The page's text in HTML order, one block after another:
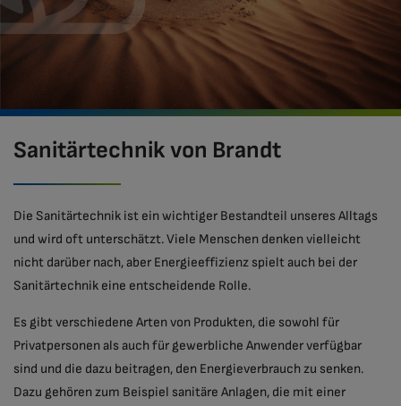
Sanitärtechnik von Brandt
Die Sanitärtechnik ist ein wichtiger Bestandteil unseres Alltags
und wird oft unterschätzt. Viele Menschen denken vielleicht
nicht darüber nach, aber Energieeffizienz spielt auch bei der
Sanitärtechnik eine entscheidende Rolle.
Es gibt verschiedene Arten von Produkten, die sowohl für
Privatpersonen als auch für gewerbliche Anwender verfügbar
sind und die dazu beitragen, den Energieverbrauch zu senken.
Dazu gehören zum Beispiel sanitäre Anlagen, die mit einer